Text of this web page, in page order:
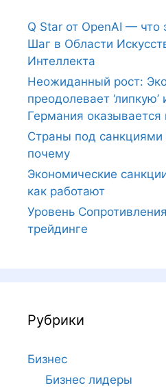
Q Star от OpenAI — что
Шаг в Области
Интеллекта
Неожиданный рост:
преодолевает
Германия оказывается
Страны под
почему
Экономические
как работают
Уровень
трейдинге
Рубрики
Бизнес
Бизнес лидеры